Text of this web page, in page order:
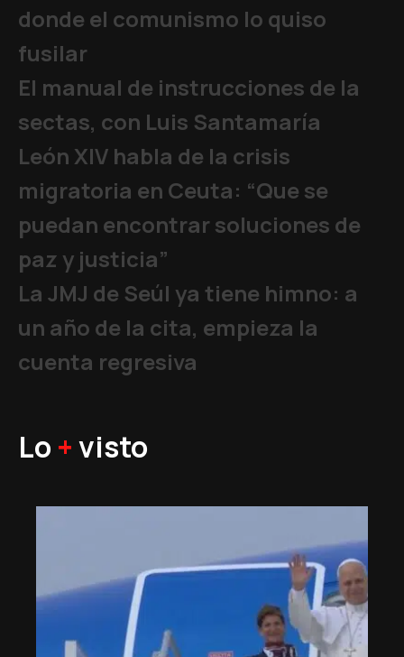
donde el comunismo lo quiso
fusilar
El manual de instrucciones de la
sectas, con Luis Santamaría
León XIV habla de la crisis
migratoria en Ceuta: “Que se
puedan encontrar soluciones de
paz y justicia”
La JMJ de Seúl ya tiene himno: a
un año de la cita, empieza la
cuenta regresiva
Lo +visto